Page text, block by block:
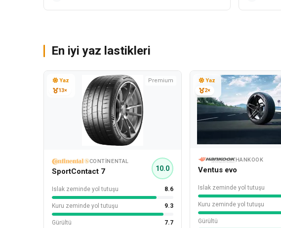
En iyi yaz lastikleri
Yaz
13×
Premium
CONTINENTAL
SportContact 7 10.0
Islak zeminde yol tutuşu 8.6
Kuru zeminde yol tutuşu 9.3
Gürültü 7.7
Yaz
2×
HANKOOK
Ventus evo
Islak zeminde yol tutuşu
Kuru zeminde yol tutuşu
Gürültü